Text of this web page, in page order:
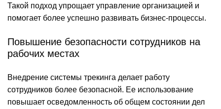
Такой подход упрощает управление организацией и
помогает более успешно развивать бизнес-процессы.
Повышение безопасности сотрудников на
рабочих местах
Внедрение системы трекинга делает работу
сотрудников более безопасной. Ее использование
повышает осведомленность об общем состоянии дел